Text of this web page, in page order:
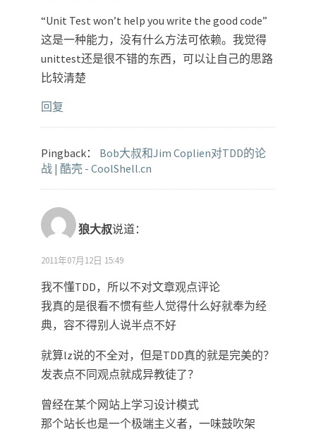
“Unit Test won’t help you write the good code”
这是一种能力，没有什么方法可依赖。我觉得
unittest还是很不错的东西，可以让自己的思路
比较清楚
回复
Pingback： Bob大叔和Jim Coplien对TDD的论
战 | 酷壳 - CoolShell.cn
狼大叔说道：
2011年07月12日 15:49
我不懂TDD，所以不对文章观点评论
我真的是很看不惯有些人觉得什么好就奉为经
典，容不得别人说半点不好
就算lz说的不全对，但是TDD真的就是完美的？
发表点不同观点就成异教徒了？
曾经在某个网站上学习设计模式
那个站长也是一个极端主义者，一味鼓吹架